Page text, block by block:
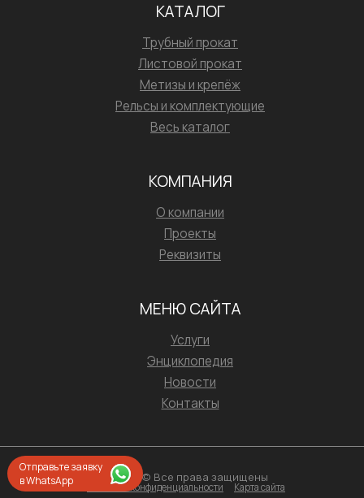
Отправьте заявку
в WhatsApp
КАТАЛОГ
Трубный прокат
Листовой прокат
Метизы и крепёж
Рельсы и комплектующие
Весь каталог
КОМПАНИЯ
О компании
Проекты
Реквизиты
МЕНЮ САЙТА
Услуги
Энциклопедия
Новости
Контакты
2026 © Все права защищены
Политика конфиденциальности Карта сайта